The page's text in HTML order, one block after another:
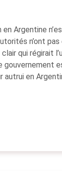
Argentine
n’ont pas
qui régirait
en